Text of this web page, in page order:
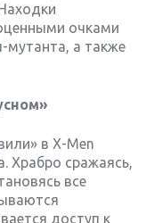
очками
мутанта, а также
в X-Men
Храбро сражаясь,
все
доступ к